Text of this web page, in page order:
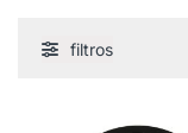
filtros